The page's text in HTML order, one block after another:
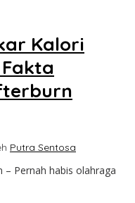
Kalori
Putra Sentosa
Pernah habis olahraga